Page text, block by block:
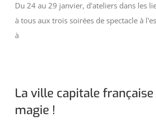
Du 24 au 29 janvier, d'ateliers dans les
à tous aux trois soirées de spectacle à
à
La ville capitale française
magie !